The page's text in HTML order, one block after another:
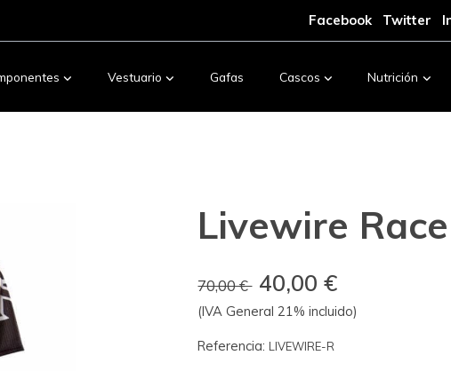
Facebook Twitter
Vestuario Gafas Cascos Nutrición
Livewire Race
70,00 € 40,00 €
(IVA General 21% incluido)
Referencia: LIVEWIRE-R